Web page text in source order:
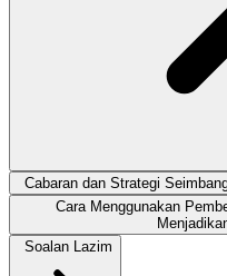
Cabaran dan Strategi
Cara Menggunakan
Soalan Lazim